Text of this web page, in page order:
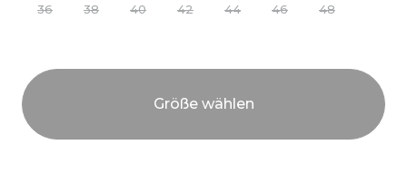
36 38 40 42 44 46 48